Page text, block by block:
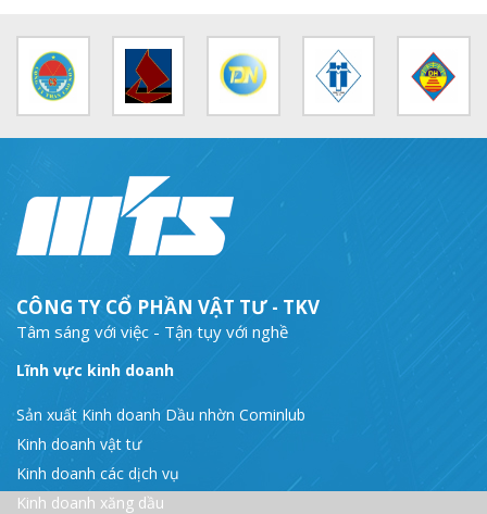
Bình đẳng giới và các chính sách pháp luật lao động, BHXH luôn được quan tâm tại MTS
MTS tham dự Hội diễn Nghệ thuật quần chúng TKV năm 2016
CÔNG TY CỔ PHẦN VẬT TƯ - TKV
Tâm sáng với việc - Tận tụy với nghề
Lĩnh vực kinh doanh
Sản xuất Kinh doanh Dầu nhờn Cominlub
Kinh doanh vật tư
Kinh doanh các dịch vụ
Kinh doanh xăng dầu